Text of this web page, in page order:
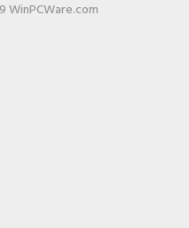
WinPCWare.com